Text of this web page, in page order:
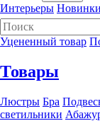
Интерьеры Новинки
Уцененный товар
Товары
Люстры Бра
светильники